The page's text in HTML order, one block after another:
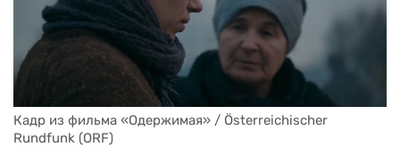
Кадр из фильма «Одержимая» / Österreichischer
Rundfunk (ORF)